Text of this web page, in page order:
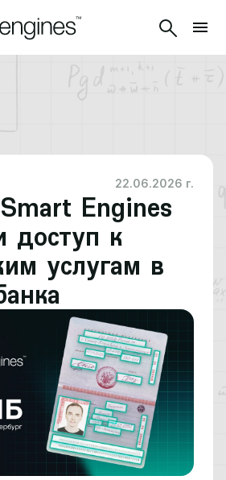
22.06.2026 г.
Engines
доступ к
услугам в